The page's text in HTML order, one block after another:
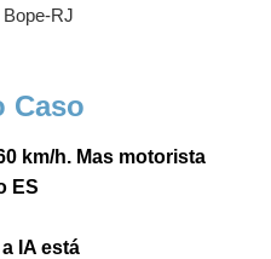
RJ
Caso
km/h. Mas motorista
ES
IA está